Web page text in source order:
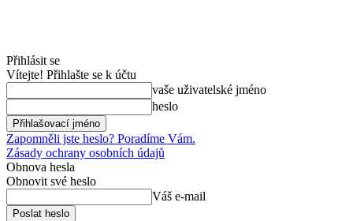
Přihlásit se
Vítejte! Přihlašte se k účtu
vaše uživatelské jméno
heslo
Zapomněli jste heslo? Poradíme Vám.
Zásady ochrany osobních údajů
Obnova hesla
Obnovit své heslo
Váš e-mail